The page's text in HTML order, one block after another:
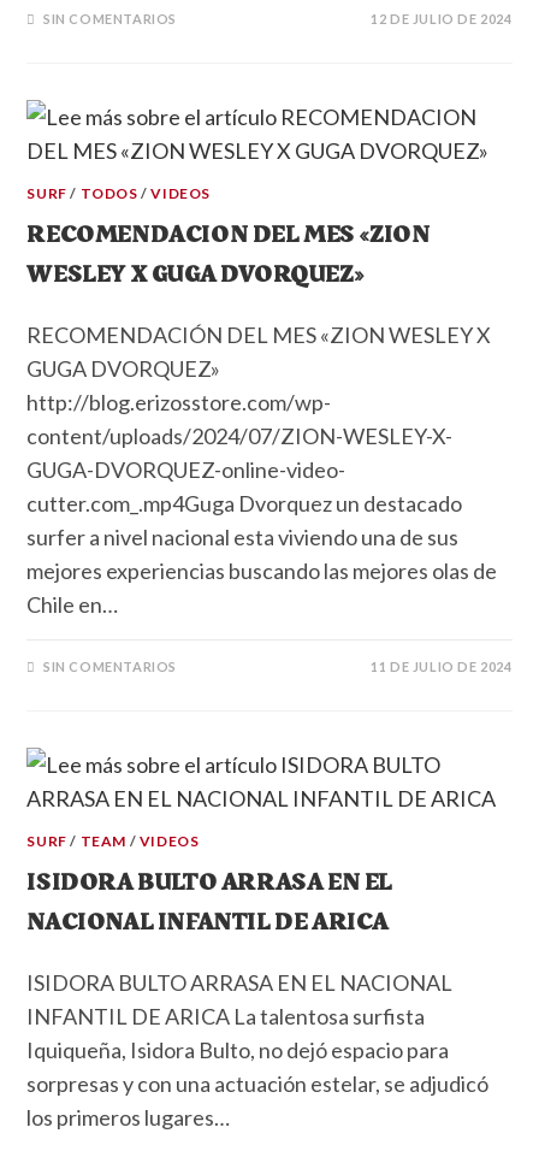
SIN COMENTARIOS 12 DE JULIO DE 2024
SURF / TODOS /VIDEOS
RECOMENDACION DEL MES «ZION
WESLEY X GUGA DVORQUEZ»
RECOMENDACIÓN DEL MES «ZION WESLEY X
GUGA DVORQUEZ»
http://blog.erizosstore.com/wp-
content/uploads/2024/07/ZION-WESLEY-X-
GUGA-DVORQUEZ-online-video-
cutter.com_.mp4Guga Dvorquez un destacado
surfer a nivel nacional esta viviendo una de sus
mejores experiencias buscando las mejores olas de
Chile en…
SIN COMENTARIOS 11 DE JULIO DE 2024
SURF / TEAM / VIDEOS
ISIDORA BULTO ARRASA EN EL
NACIONAL INFANTIL DE ARICA
ISIDORA BULTO ARRASA EN EL NACIONAL
INFANTIL DE ARICA La talentosa surfista
Iquiqueña, Isidora Bulto, no dejó espacio para
sorpresas y con una actuación estelar, se adjudicó
los primeros lugares…